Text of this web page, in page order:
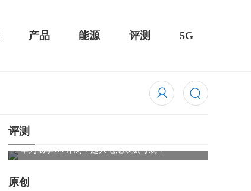
产品 能源 评测 5G
评测
华为畅享10e评测：超大电池续航可观！
原创